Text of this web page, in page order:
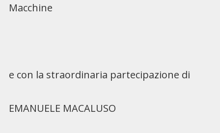
Macchine
e con la straordinaria partecipazione di
EMANUELE MACALUSO